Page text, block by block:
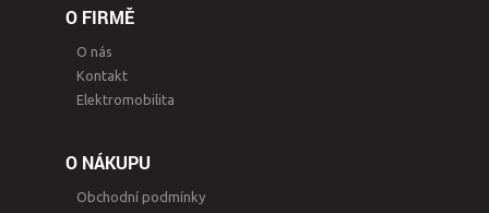
O FIRMĚ
O nás
Kontakt
Elektromobilita
O NÁKUPU
Obchodní podmínky